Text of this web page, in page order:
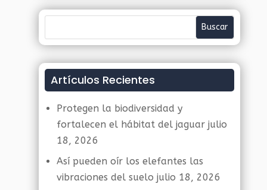
Artículos Recientes
Protegen la biodiversidad y
fortalecen el hábitat del jaguar julio
18, 2026
Así pueden oír los elefantes las
vibraciones del suelo julio 18, 2026